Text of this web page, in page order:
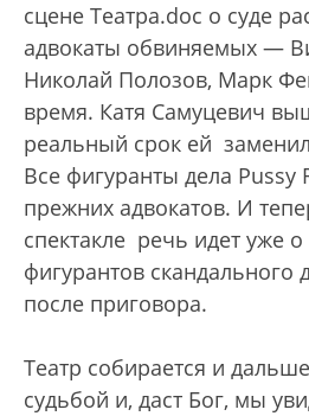
сцене Театра.doc о суде
адвокаты обвиняемых —
Николай Полозов, Марк
время. Катя Самуцевич
реальный срок ей
Все фигуранты дела Pussy
прежних адвокатов. И
спектакле речь идет уже
фигурантов скандального
после приговора.
Театр собирается и
судьбой и, даст Бог, мы